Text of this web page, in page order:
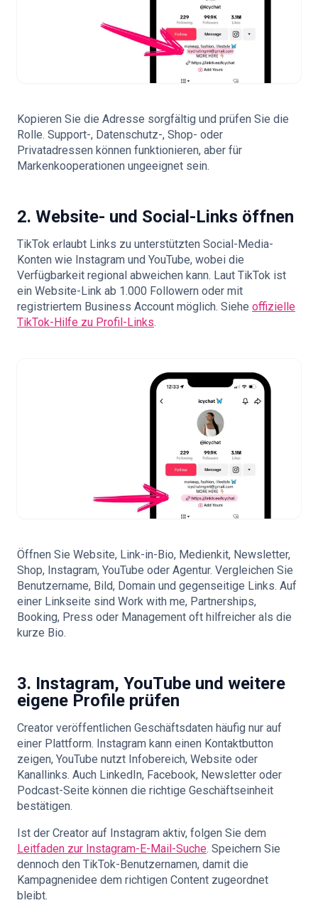
Kopieren Sie die Adresse sorgfältig und prüfen Sie die
Rolle. Support-, Datenschutz-, Shop- oder
Privatadressen können funktionieren, aber für
Markenkooperationen ungeeignet sein.
2. Website- und Social-Links öffnen
TikTok erlaubt Links zu unterstützten Social-Media-
Konten wie Instagram und YouTube, wobei die
Verfügbarkeit regional abweichen kann. Laut TikTok ist
ein Website-Link ab 1.000 Followern oder mit
registriertem Business Account möglich. Siehe offizielle
TikTok-Hilfe zu Profil-Links.
Öffnen Sie Website, Link-in-Bio, Medienkit, Newsletter,
Shop, Instagram, YouTube oder Agentur. Vergleichen Sie
Benutzername, Bild, Domain und gegenseitige Links. Auf
einer Linkseite sind Work with me, Partnerships,
Booking, Press oder Management oft hilfreicher als die
kurze Bio.
3. Instagram, YouTube und weitere
eigene Profile prüfen
Creator veröffentlichen Geschäftsdaten häufig nur auf
einer Plattform. Instagram kann einen Kontaktbutton
zeigen, YouTube nutzt Infobereich, Website oder
Kanallinks. Auch LinkedIn, Facebook, Newsletter oder
Podcast-Seite können die richtige Geschäftseinheit
bestätigen.
Ist der Creator auf Instagram aktiv, folgen Sie dem
Leitfaden zur Instagram-E-Mail-Suche. Speichern Sie
dennoch den TikTok-Benutzernamen, damit die
Kampagnenidee dem richtigen Content zugeordnet
bleibt.